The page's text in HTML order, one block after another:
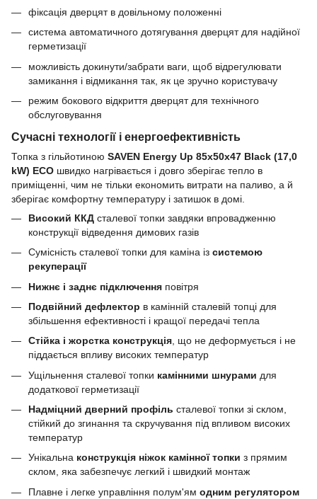
фіксація дверцят в довільному положенні
система автоматичного дотягування дверцят для надійної
герметизації
можливість докинути/забрати ваги, щоб відрегулювати
замикання і відмикання так, як це зручно користувачу
режим бокового відкриття дверцят для технічного
обслуговування
Сучасні технології і енергоефективність
Топка з гільйотиною SAVEN Energy Up 85х50х47 Black (17,0
kW) ECO швидко нагрівається і довго зберігає тепло в
приміщенні, чим не тільки економить витрати на паливо, а й
зберігає комфортну температуру і затишок в домі.
Високий ККД сталевої топки завдяки впровадженню
конструкції відведення димових газів
Сумісність сталевої топки для каміна із системою
рекуперації
Нижнє і заднє підключення повітря
Подвійний дефлектор в камінній сталевій топці для
збільшення ефективності і кращої передачі тепла
Стійка і жорстка конструкція, що не деформується і не
піддається впливу високих температур
Ущільнення сталевої топки камінними шнурами для
додаткової герметизації
Надміцний дверний профіль сталевої топки зі склом,
стійкий до згинання та скручування під впливом високих
температур
Унікальна конструкція ніжок камінної топки з прямим
склом, яка забезпечує легкий і швидкий монтаж
Плавне і легке управління полум'ям одним регулятором